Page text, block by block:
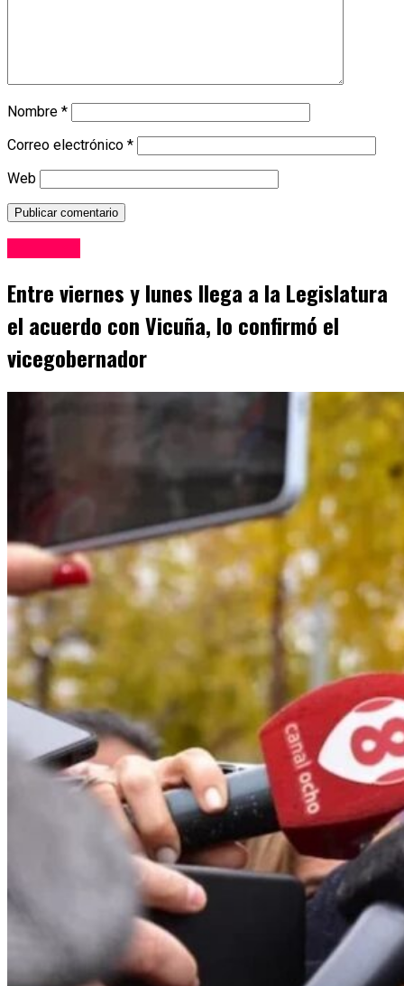
Nombre *
Correo electrónico *
Web
Entre viernes y lunes llega a la Legislatura
el acuerdo con Vicuña, lo confirmó el
vicegobernador